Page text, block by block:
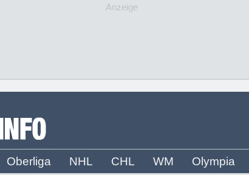
Anzeige
Oberliga NHL CHL WM
Olympia